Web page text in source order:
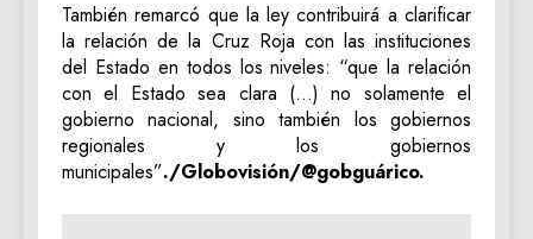
También remarcó que la ley contribuirá a clarificar
la relación de la Cruz Roja con las instituciones
del Estado en todos los niveles: “que la relación
con el Estado sea clara (…) no solamente el
gobierno nacional, sino también los gobiernos
regionales y los gobiernos
municipales”./Globovisión/@gobguárico.